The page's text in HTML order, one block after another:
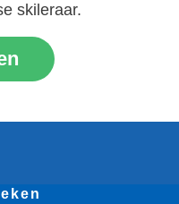
skileraar.